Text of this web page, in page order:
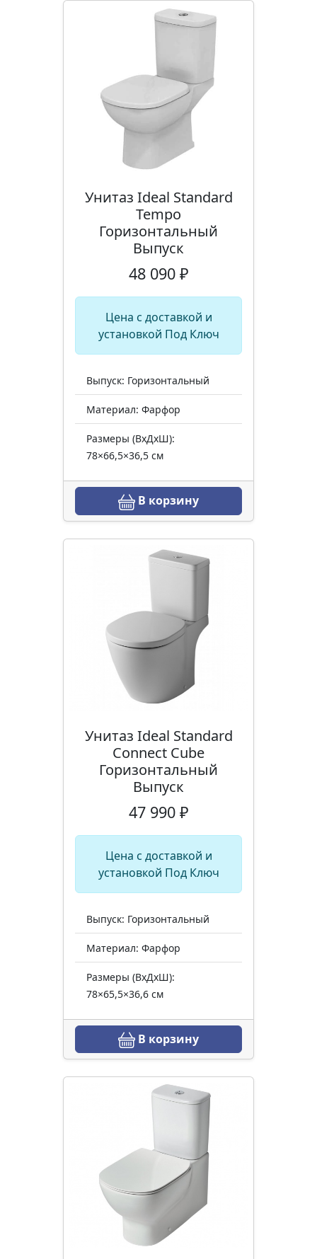
Унитаз Ideal Standard
Tempo
Горизонтальный
Выпуск
48 090 ₽
Цена с доставкой и
установкой Под Ключ
Выпуск: Горизонтальный
Материал: Фарфор
Размеры (ВхДхШ):
78×66,5×36,5 см
В корзину
Унитаз Ideal Standard
Connect Cube
Горизонтальный
Выпуск
47 990 ₽
Цена с доставкой и
установкой Под Ключ
Выпуск: Горизонтальный
Материал: Фарфор
Размеры (ВхДхШ):
78×65,5×36,6 см
В корзину